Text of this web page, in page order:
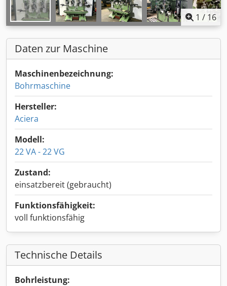
1 / 16
Daten zur Maschine
Maschinenbezeichnung:
Bohrmaschine
Hersteller:
Aciera
Modell:
22 VA - 22 VG
Zustand:
einsatzbereit (gebraucht)
Funktionsfähigkeit:
voll funktionsfähig
Technische Details
Bohrleistung: